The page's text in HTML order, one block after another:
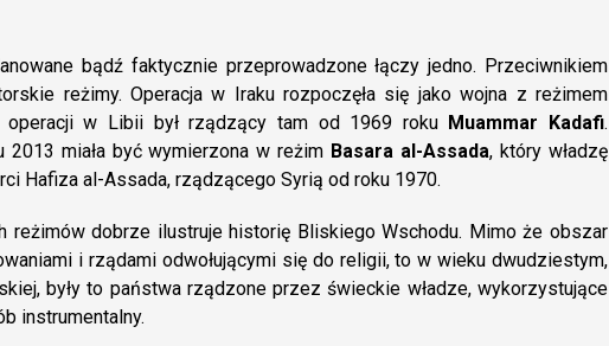
bądź faktycznie przeprowadzone łączy jedno. Przeciwnikiem
reżimy. Operacja w Iraku rozpoczęła się jako wojna z reżimem
operacji w Libii był rządzący tam od 1969 roku Muammar Kadafi.
miała być wymierzona w reżim Basara al-Assada, który władzę
Hafiza al-Assada, rządzącego Syrią od roku 1970.
reżimów dobrze ilustruje historię Bliskiego Wschodu. Mimo że obszar
i rządami odwołującymi się do religii, to w wieku dwudziestym,
były to państwa rządzone przez świeckie władze, wykorzystujące
instrumentalny.